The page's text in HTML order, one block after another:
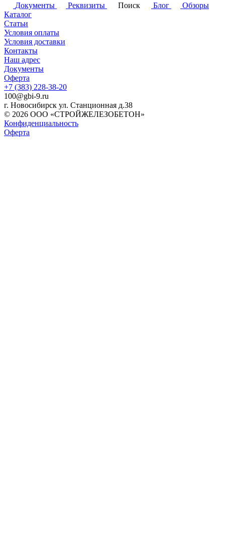
Документы
Реквизиты Поиск Блог
Обзоры
Каталог
Статьи
Условия оплаты
Условия доставки
Контакты
Наш адрес
Документы
Оферта
+7 (383) 228-38-20
100@gbi-9.ru
г. Новосибирск ул. Станционная д.38
© 2026 ООО «СТРОЙЖЕЛЕЗОБЕТОН»
Конфиденциальность
Оферта